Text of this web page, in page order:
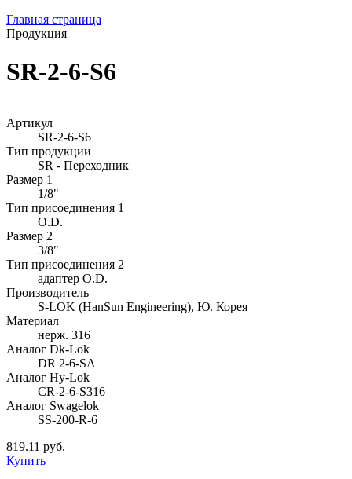
Главная страница
Продукция
SR-2-6-S6
Артикул
SR-2-6-S6
Тип продукции
SR - Переходник
Размер 1
1/8"
Тип присоединения 1
O.D.
Размер 2
3/8"
Тип присоединения 2
адаптер O.D.
Производитель
S-LOK (HanSun Engineering), Ю. Корея
Материал
нерж. 316
Аналог Dk-Lok
DR 2-6-SA
Аналог Hy-Lok
CR-2-6-S316
Аналог Swagelok
SS-200-R-6
819.11 руб.
Купить